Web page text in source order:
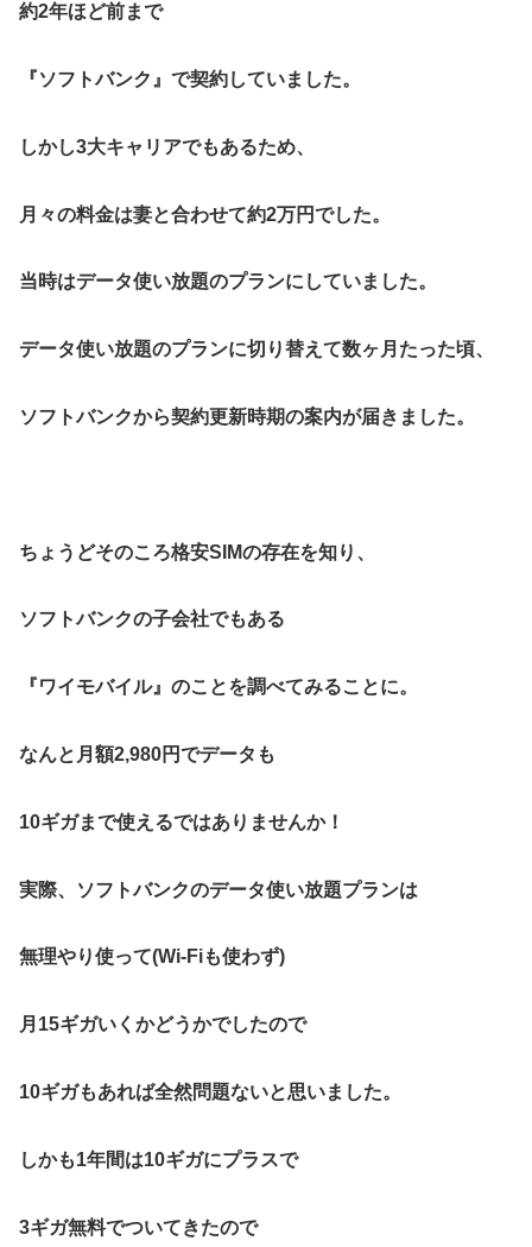
約2年ほど前まで
『ソフトバンク』で契約していました。
しかし3大キャリアでもあるため、
月々の料金は妻と合わせて約2万円でした。
当時はデータ使い放題のプランにしていました。
データ使い放題のプランに切り替えて数ヶ月たった頃、
ソフトバンクから契約更新時期の案内が届きました。
ちょうどそのころ格安SIMの存在を知り、
ソフトバンクの子会社でもある
『ワイモバイル』のことを調べてみることに。
なんと月額2,980円でデータも
10ギガまで使えるではありませんか！
実際、ソフトバンクのデータ使い放題プランは
無理やり使って(Wi-Fiも使わず)
月15ギガいくかどうかでしたので
10ギガもあれば全然問題ないと思いました。
しかも1年間は10ギガにプラスで
3ギガ無料でついてきたので